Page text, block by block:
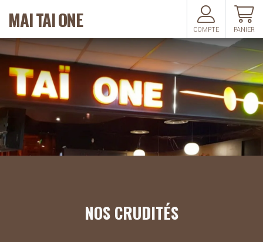
MAI TAI ONE COMPTE PANIER
NOS CRUDITÉS